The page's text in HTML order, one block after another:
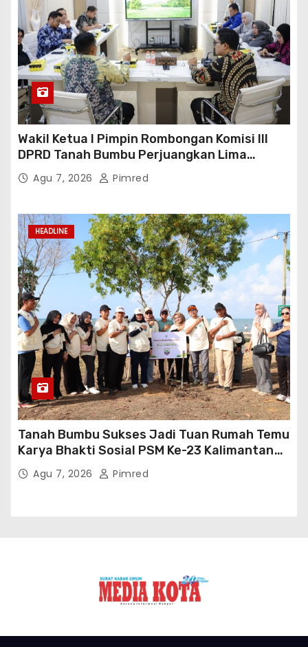
Wakil Ketua I Pimpin Rombongan Komisi III
DPRD Tanah Bumbu Perjuangkan Lima
Infrastruktur Strategis
Agu 7, 2026 Pimred
HEADLINE
Tanah Bumbu Sukses Jadi Tuan Rumah Temu
Karya Bhakti Sosial PSM Ke-23 Kalimantan
Selatan
Agu 7, 2026 Pimred